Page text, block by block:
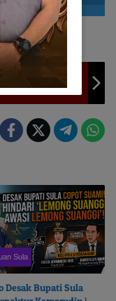
Gelap di
Sula
Desak Bupati Sula